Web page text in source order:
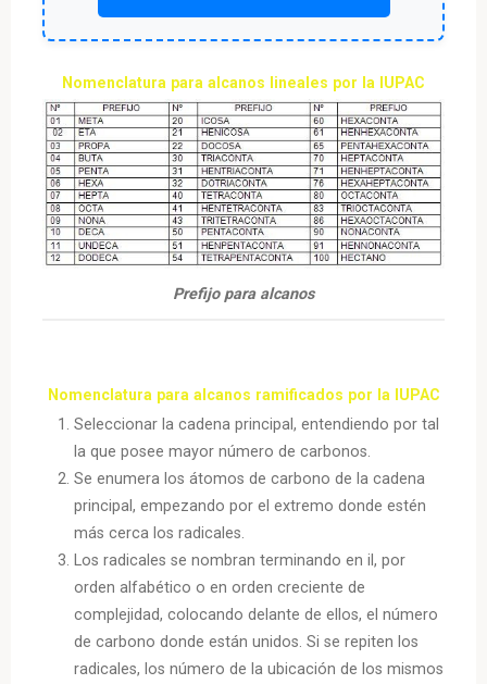
Nomenclatura para alcanos lineales por la IUPAC
Prefijo para alcanos
Nomenclatura para alcanos ramificados por la IUPAC
Seleccionar la cadena principal, entendiendo por tal
la que posee mayor número de carbonos.
Se enumera los átomos de carbono de la cadena
principal, empezando por el extremo donde estén
más cerca los radicales.
Los radicales se nombran terminando en il, por
orden alfabético o en orden creciente de
complejidad, colocando delante de ellos, el número
de carbono donde están unidos. Si se repiten los
radicales, los número de la ubicación de los mismos